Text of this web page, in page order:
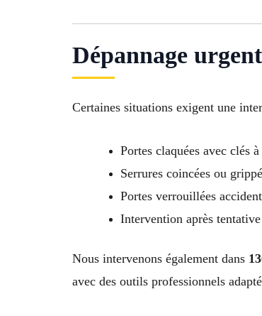
Dépannage
Certaines situations exigent une
Portes claquées avec clés
Serrures coincées ou
Portes verrouillées
Intervention après
Nous intervenons également dans
avec des outils professionnels